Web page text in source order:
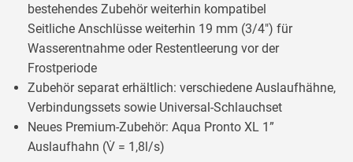
bestehendes Zubehör weiterhin kompatibel
Seitliche Anschlüsse weiterhin 19 mm (3/4") für
Wasserentnahme oder Restentleerung vor der
Frostperiode
Zubehör separat erhältlich: verschiedene Auslaufhähne,
Verbindungssets sowie Universal-Schlauchset
Neues Premium-Zubehör: Aqua Pronto XL 1”
Auslaufhahn (V̇ = 1,8l/s)